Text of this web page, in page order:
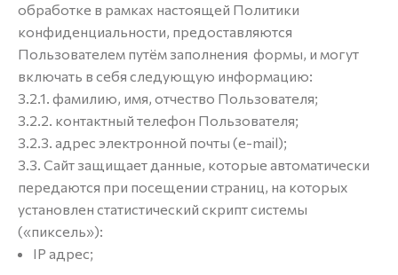
обработке в рамках настоящей Политики
конфиденциальности, предоставляются
Пользователем путём заполнения формы, и могут
включать в себя следующую информацию:
3.2.1. фамилию, имя, отчество Пользователя;
3.2.2. контактный телефон Пользователя;
3.2.3. адрес электронной почты (e-mail);
3.3. Сайт защищает данные, которые автоматически
передаются при посещении страниц, на которых
установлен статистический скрипт системы
(«пиксель»):
IP адрес;